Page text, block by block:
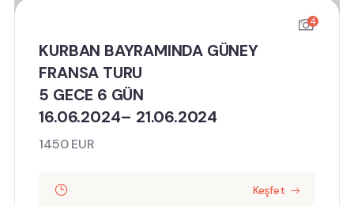
4
KURBAN BAYRAMINDA GÜNEY
FRANSA TURU
5 GECE 6 GÜN
16.06.2024– 21.06.2024
1450 EUR
Keşfet